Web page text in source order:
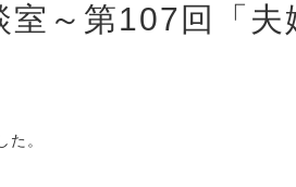
～第107回「夫
。